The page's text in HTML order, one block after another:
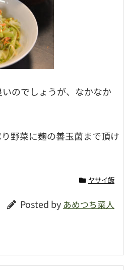
のでしょうが、なかなか
野菜に麹の善玉菌まで頂け
ヤサイ飯
Posted by あめつち菜人